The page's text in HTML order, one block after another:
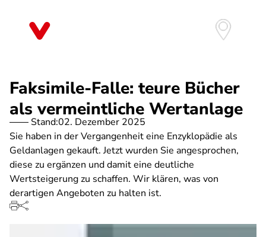
Faksimile-Falle: teure Bücher
als vermeintliche Wertanlage
Stand:02. Dezember 2025
Sie haben in der Vergangenheit eine Enzyklopädie als
Geldanlagen gekauft. Jetzt wurden Sie angesprochen,
diese zu ergänzen und damit eine deutliche
Wertsteigerung zu schaffen. Wir klären, was von
derartigen Angeboten zu halten ist.